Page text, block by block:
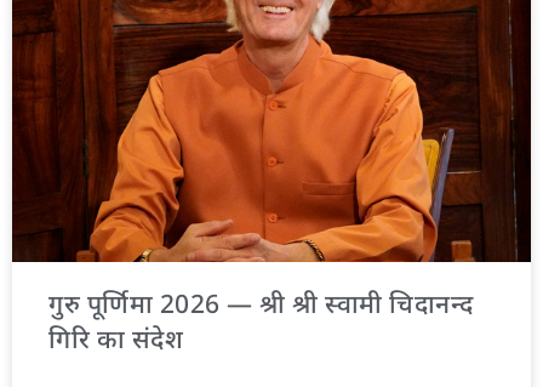
गुरु पूर्णिमा 2026 — श्री श्री स्वामी चिदानन्द
गिरि का संदेश